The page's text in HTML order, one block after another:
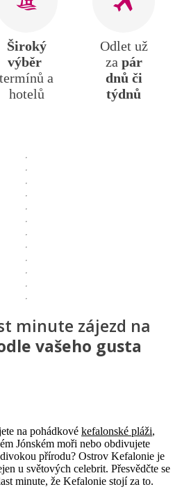
Široký
výběr
termínů a
hotelů
Odlet už
za pár
dnů či
týdnů
minute zájezd na
vašeho gusta
na pohádkové kefalonské pláži,
Jónském moři nebo obdivujete
přírodu? Ostrov Kefalonie je
u světových celebrit. Přesvědčte se
minute, že Kefalonie stojí za to.